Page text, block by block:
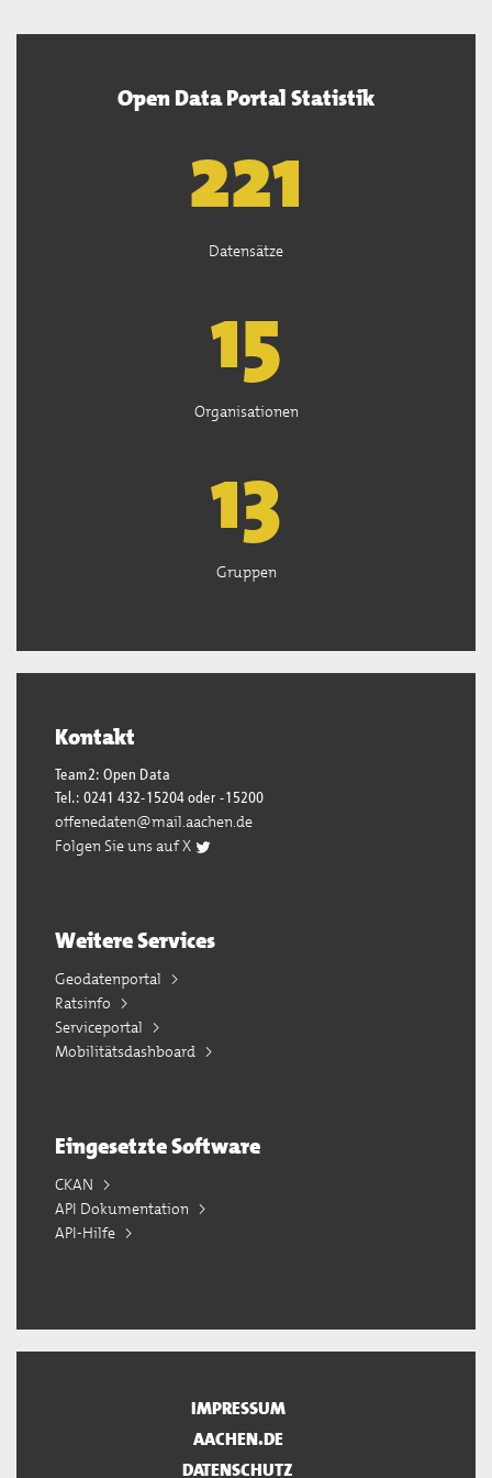
Open Data Portal Statistik
222
Datensätze
15
Organisationen
13
Gruppen
Kontakt
Team2: Open Data
Tel.: 0241 432-15204 oder -15200
offenedaten@mail.aachen.de
Folgen Sie uns auf X
Weitere Services
Geodatenportal
Ratsinfo
Serviceportal
Mobilitätsdashboard
Eingesetzte Software
CKAN
API Dokumentation
API-Hilfe
IMPRESSUM
AACHEN.DE
DATENSCHUTZ